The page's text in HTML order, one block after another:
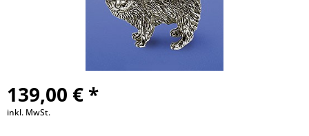
139,00 € *
inkl. MwSt.